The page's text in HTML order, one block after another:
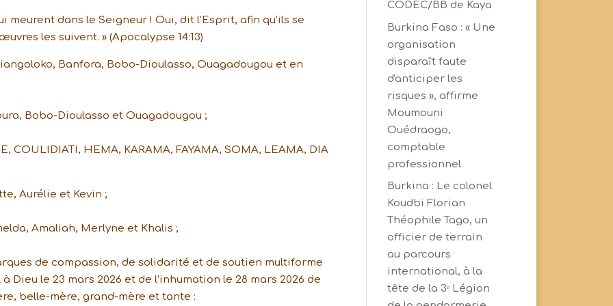
meurent dans le Seigneur ! Oui, dit l’Esprit, afin qu’ils se
les suivent. » (Apocalypse 14:13)
Banfora, Bobo-Dioulasso, Ouagadougou et en
Bobo-Dioulasso et Ouagadougou ;
COULIDIATI, HEMA, KARAMA, FAYAMA, SOMA, LEAMA, DIA
Aurélie et Kevin ;
Amaliah, Merlyne et Khalis ;
de compassion, de solidarité et de soutien multiforme
Dieu le 23 mars 2026 et de l’inhumation le 28 mars 2026 de
belle-mère, grand-mère et tante :
CODEC/BB de Kaya
Burkina Faso : « Une
organisation
disparaît faute
d'anticiper les
risques », affirme
Moumouni
Ouédraogo,
comptable
professionnel
Burkina : Le colonel
Koudbi Florian
Théophile Tago, un
officier de terrain
au parcours
international, à la
tête de la 3ᵉ Légion